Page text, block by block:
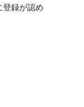
登録が認め